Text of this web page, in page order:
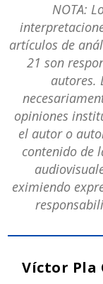
NOTA:
artículos de
21 son
autores.
opiniones
el autor o
contenido de
eximiendo
Víctor Pla